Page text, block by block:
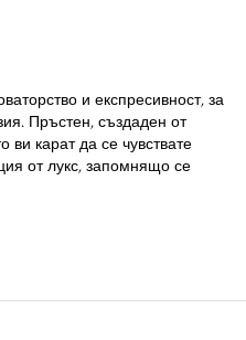
и експресивност, за
Пръстен, създаден от
ви карат да се чувствате
от лукс, запомнящо се